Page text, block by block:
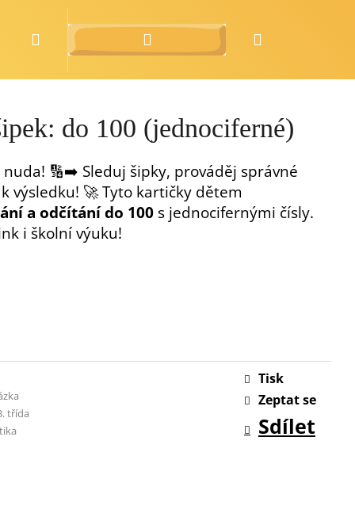
o násHledat Přihlášení
do 100 (jednociferné)
🔢➡️ Sleduj šipky, prováděj správné
výsledku! 🚀 Tyto kartičky dětem
a odčítání do 100 s jednocifernými čísly.
i školní výuku!
třída
Tisk
Zeptat se
Sdílet